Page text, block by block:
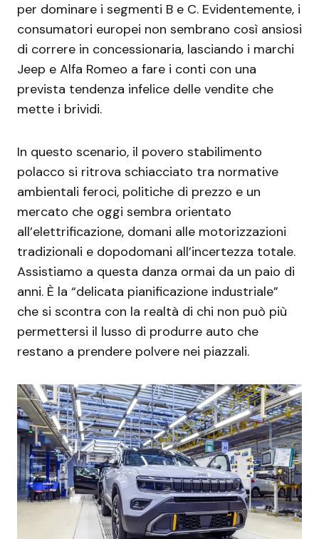
per dominare i segmenti B e C. Evidentemente, i
consumatori europei non sembrano così ansiosi
di correre in concessionaria, lasciando i marchi
Jeep e Alfa Romeo a fare i conti con una
prevista tendenza infelice delle vendite che
mette i brividi.
In questo scenario, il povero stabilimento
polacco si ritrova schiacciato tra normative
ambientali feroci, politiche di prezzo e un
mercato che oggi sembra orientato
all’elettrificazione, domani alle motorizzazioni
tradizionali e dopodomani all’incertezza totale.
Assistiamo a questa danza ormai da un paio di
anni. È la “delicata pianificazione industriale”
che si scontra con la realtà di chi non può più
permettersi il lusso di produrre auto che
restano a prendere polvere nei piazzali.